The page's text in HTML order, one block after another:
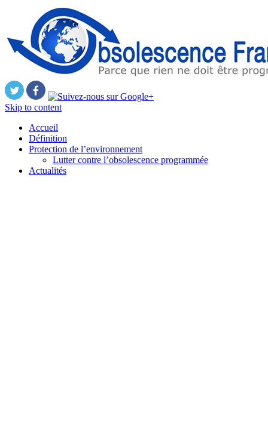
Skip to content
Accueil
Définition
Protection de l’environnement
Lutter contre l’obsolescence programmée
Actualités